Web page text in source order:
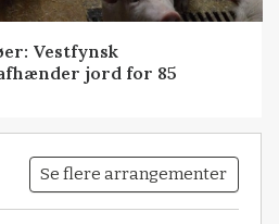
Vestfynsk
jord for 85
Se flere arrangementer